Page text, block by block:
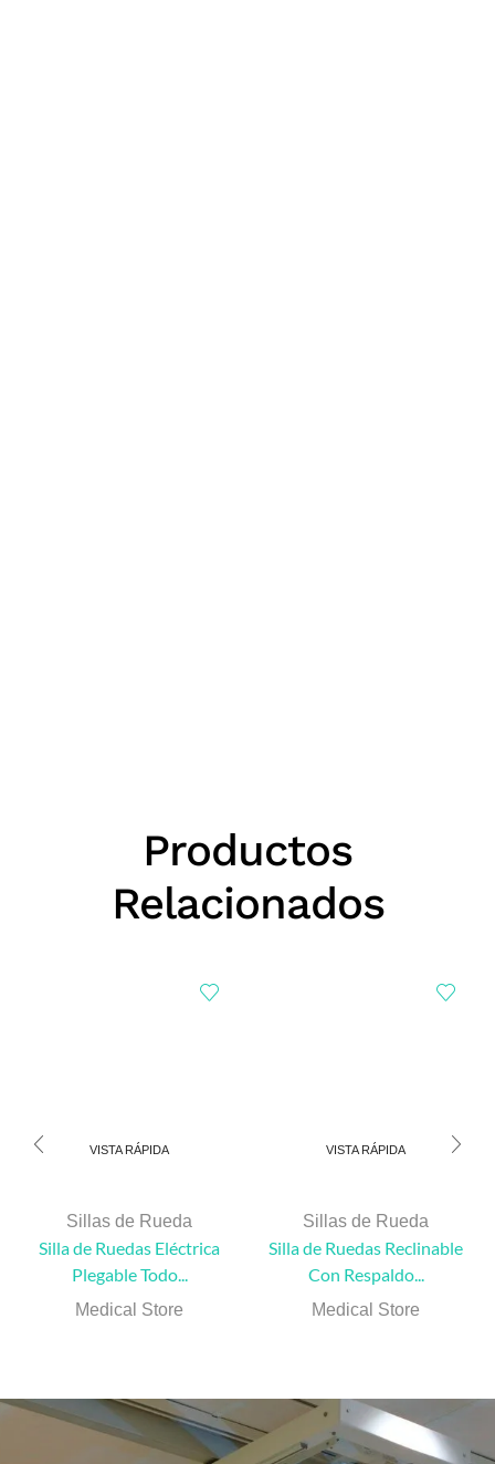
Productos
Relacionados
VISTA RÁPIDA
Sillas de Rueda
Silla de Ruedas Eléctrica
Plegable Todo...
Medical Store
VISTA RÁPIDA
Sillas de Rueda
Silla de Ruedas Reclinable
Con Respaldo...
Medical Store